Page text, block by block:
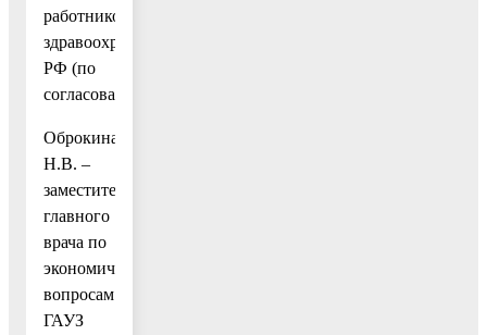
работников
здравоохранения
РФ (по
согласованию);
Оброкина
Н.В. –
заместитель
главного
врача по
экономическим
вопросам
ГАУЗ